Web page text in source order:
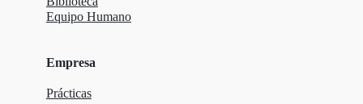
Equipo Humano
Empresa
Prácticas